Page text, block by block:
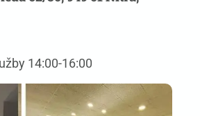
14:00-16:00